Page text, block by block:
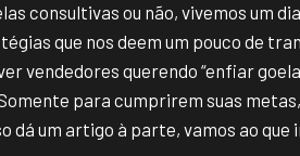
consultivas ou não, vivemos um
que nos deem um pouco de
vendedores querendo “enfiar
para cumprirem suas
dá um artigo à parte, vamos ao que